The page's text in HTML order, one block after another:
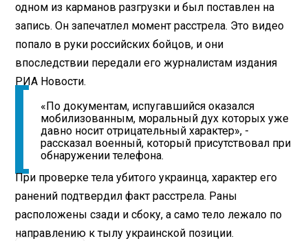
одном из карманов разгрузки и был поставлен на
запись. Он запечатлел момент расстрела. Это видео
попало в руки российских бойцов, и они
впоследствии передали его журналистам издания
РИА Новости.
«По документам, испугавшийся оказался
мобилизованным, моральный дух которых уже
давно носит отрицательный характер», -
рассказал военный, который присутствовал при
обнаружении телефона.
При проверке тела убитого украинца, характер его
ранений подтвердил факт расстрела. Раны
расположены сзади и сбоку, а само тело лежало по
направлению к тылу украинской позиции.